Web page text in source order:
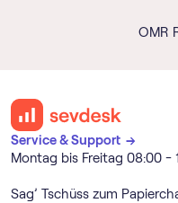
OMR
Service & Support →
Montag bis Freitag 08:00 -
Sag’ Tschüss zum